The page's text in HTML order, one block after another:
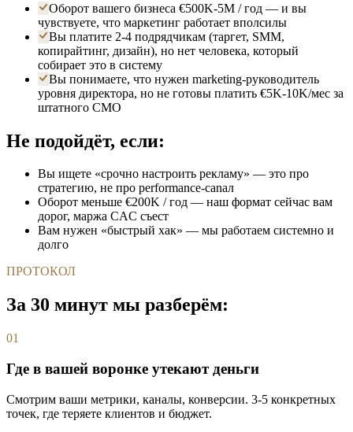
Оборот вашего бизнеса €500K-5M / год — и вы
чувствуете, что маркетинг работает вполсилы
Вы платите 2-4 подрядчикам (таргет, SMM,
копирайтинг, дизайн), но нет человека, который
собирает это в систему
Вы понимаете, что нужен marketing-руководитель
уровня директора, но не готовы платить €5K-10K/мес за
штатного CMO
Не подойдёт, если:
Вы ищете «срочно настроить рекламу» — это про
стратегию, не про performance-canал
Оборот меньше €200K / год — наш формат сейчас вам
дорог, маржа CAC съест
Вам нужен «быстрый хак» — мы работаем системно и
долго
ПРОТОКОЛ
За 30 минут мы разберём:
01
Где в вашей воронке утекают деньги
Смотрим ваши метрики, каналы, конверсии. 3-5 конкретных
точек, где теряете клиентов и бюджет.